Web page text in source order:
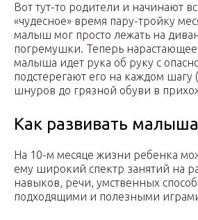
Вот тут-то родители и начинают
«чудесное» время пару-тройку
малыш мог просто лежать на
погремушки. Теперь
малыша идет рука об руку с
подстерегают его на каждом шагу
шнуров до грязной обуви в
Как развивать малыша
На 10-м месяце жизни ребенка
ему широкий спектр занятий на
навыков, речи, умственных
подходящими и полезными